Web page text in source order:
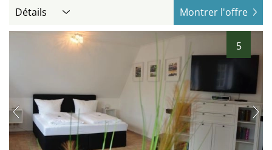
Détails Montrer l'offre
5